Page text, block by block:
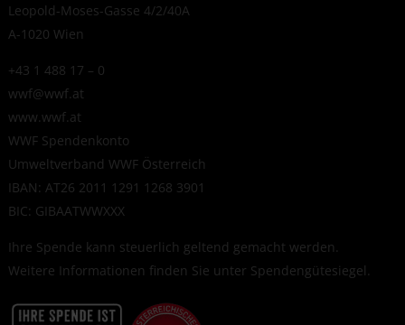
Leopold-Moses-Gasse 4/2/40A
A-1020 Wien
+43 1 488 17 – 0
wwf@wwf.at
www.wwf.at
WWF Spendenkonto
Umweltverband WWF Österreich
IBAN: AT26 2011 1291 1268 3901
BIC: GIBAATWWXXX
Ihre Spende kann steuerlich geltend gemacht werden.
Weitere Informationen finden Sie unter Spendengütesiegel